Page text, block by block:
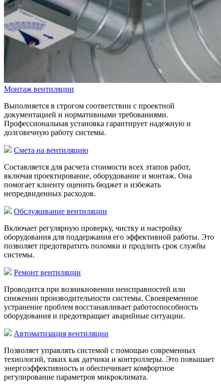
Монтаж вентиляции
Выполняется в строгом соответствии с проектной
документацией и нормативными требованиями.
Профессиональная установка гарантирует надежную и
долговечную работу системы.
Смета на вентиляцию
Составляется для расчета стоимости всех этапов работ,
включая проектирование, оборудование и монтаж. Она
помогает клиенту оценить бюджет и избежать
непредвиденных расходов.
Обслуживание вентиляции
Включает регулярную проверку, чистку и настройку
оборудования для поддержания его эффективной работы. Это
позволяет предотвратить поломки и продлить срок службы
системы.
Ремонт вентиляции
Проводится при возникновении неисправностей или
снижении производительности системы. Своевременное
устранение проблем восстанавливает работоспособность
оборудования и предотвращает аварийные ситуации.
Автоматизация вентиляции
Позволяет управлять системой с помощью современных
технологий, таких как датчики и контроллеры. Это повышает
энергоэффективность и обеспечивает комфортное
регулирование параметров микроклимата.